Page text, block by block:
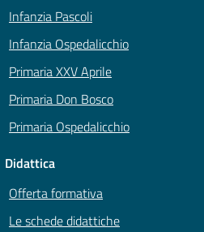
Infanzia Pascoli
Infanzia Ospedalicchio
Primaria XXV Aprile
Primaria Don Bosco
Primaria Ospedalicchio
Didattica
Offerta formativa
Le schede didattiche